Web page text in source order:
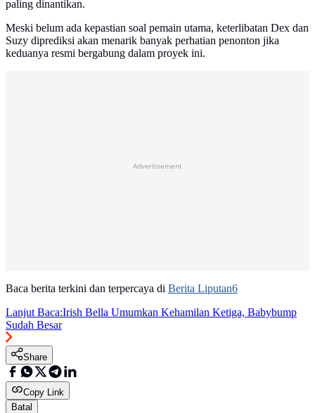
paling dinantikan.
Meski belum ada kepastian soal pemain utama, keterlibatan Dex dan
Suzy diprediksi akan menarik banyak perhatian penonton jika
keduanya resmi bergabung dalam proyek ini.
Advertisement
Baca berita terkini dan terpercaya di Berita Liputan6
Lanjut Baca:Irish Bella Umumkan Kehamilan Ketiga, Babybump
Sudah Besar
Share
Copy Link
Batal